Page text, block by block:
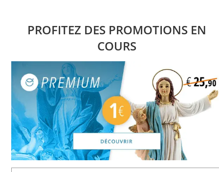
PROFITEZ DES PROMOTIONS EN
COURS